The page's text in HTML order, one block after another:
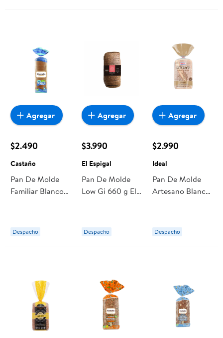
$2.490
Castaño
Pan De Molde
Familiar Blanco
Despacho
Agregar
$3.990
El Espigal
Pan De Molde
Low Gi 660 g El
Despacho
Agregar
$2.990
Ideal
Pan De Molde
Artesano Blanco
Despacho
Agregar